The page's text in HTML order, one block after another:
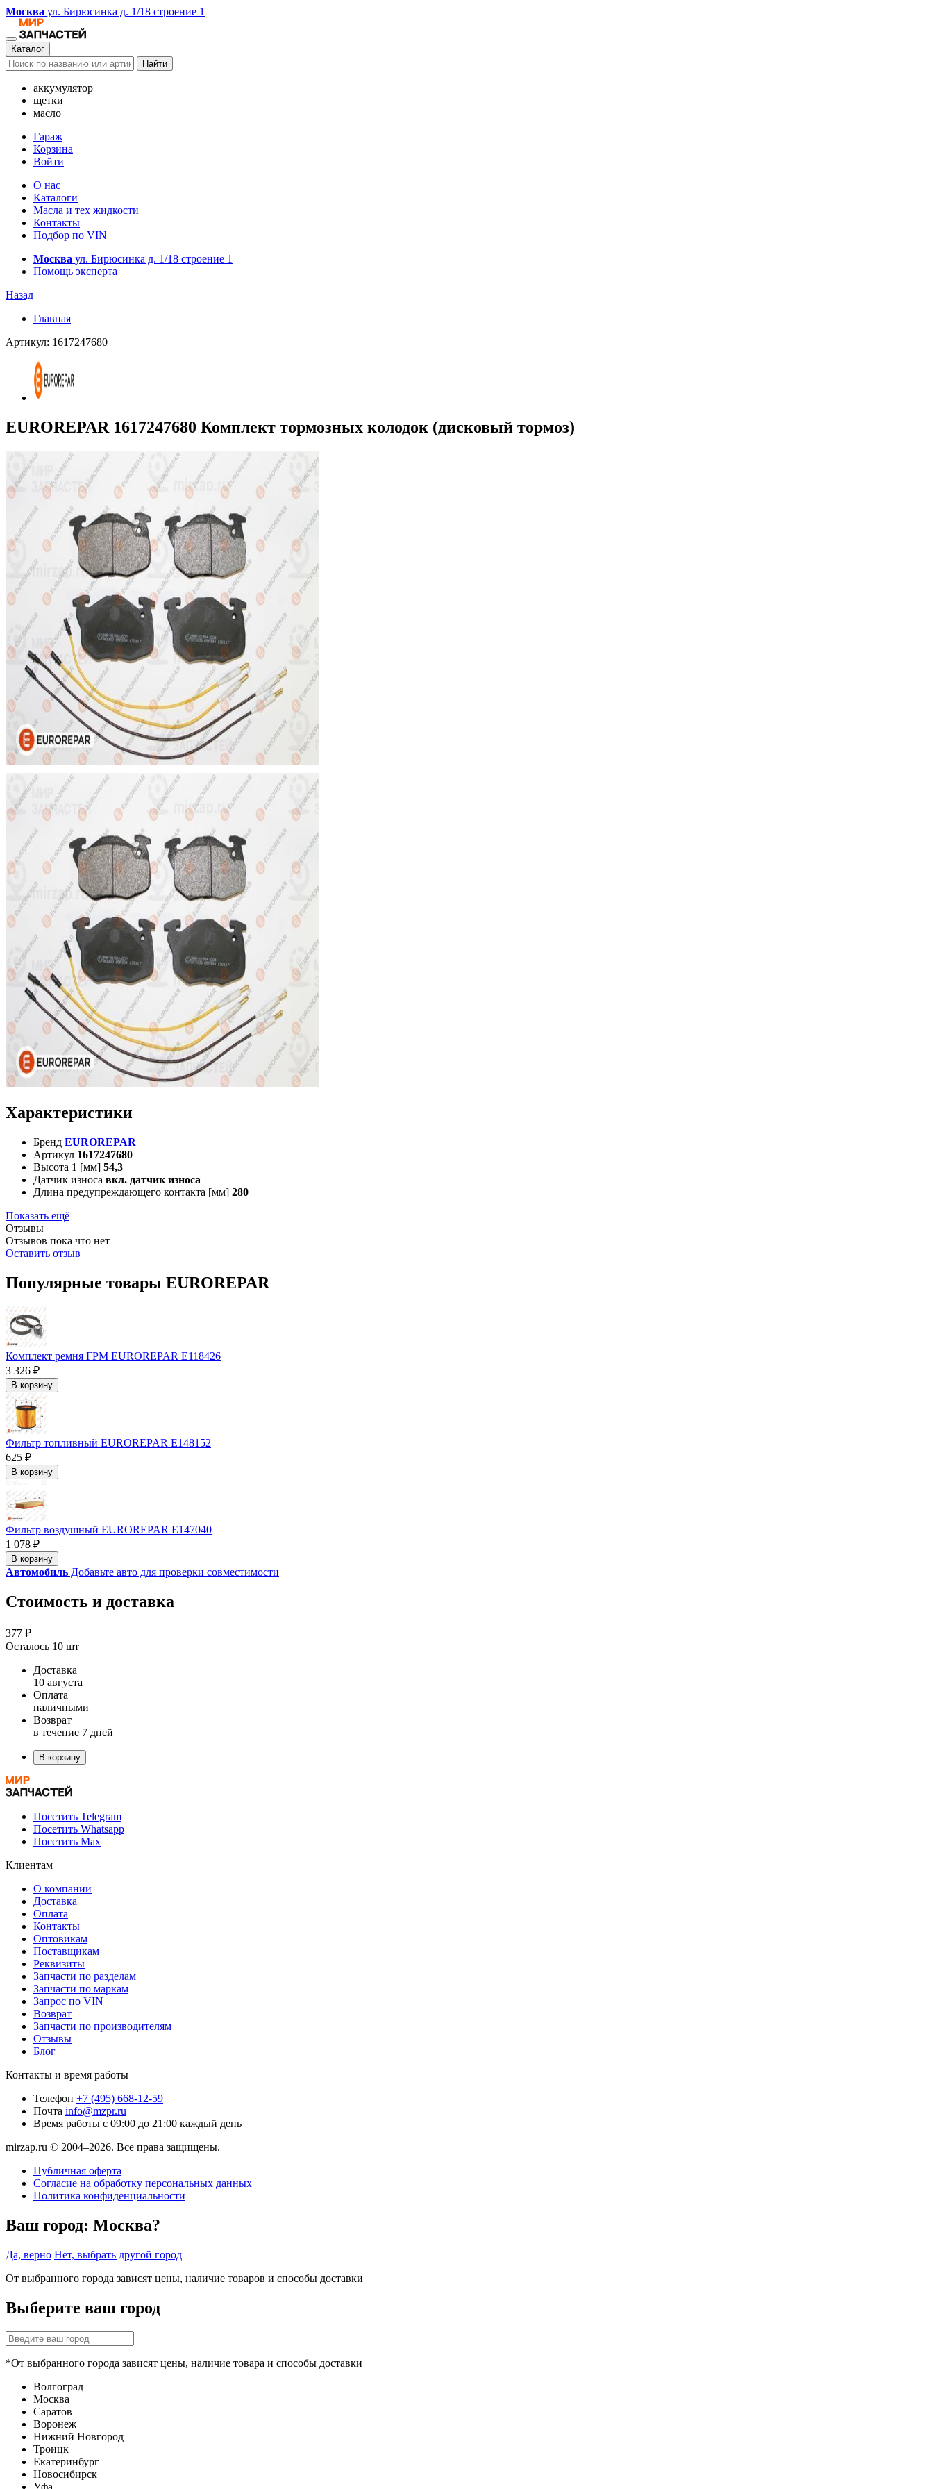
Москва ул. Бирюсинка д. 1/18 строение 1
Каталог
Найти
аккумулятор
щетки
масло
Гараж
Корзина
Войти
О нас
Каталоги
Масла и тех жидкости
Контакты
Подбор по VIN
Москва ул. Бирюсинка д. 1/18 строение 1
Помощь эксперта
Назад
Главная
Артикул: 1617247680
EUROREPAR 1617247680 Комплект тормозных колодок (дисковый тормоз)
Характеристики
Бренд EUROREPAR
Артикул 1617247680
Высота 1 [мм] 54,3
Датчик износа вкл. датчик износа
Длина предупреждающего контакта [мм] 280
Показать ещё
Отзывы
Отзывов пока что нет
Оставить отзыв
Популярные товары EUROREPAR
Комплект ремня ГРМ EUROREPAR E118426
3 326 ₽
В корзину
Фильтр топливный EUROREPAR E148152
625 ₽
В корзину
Фильтр воздушный EUROREPAR E147040
1 078 ₽
В корзину
Автомобиль Добавьте авто для проверки совместимости
Стоимость и доставка
377 ₽
Осталось 10 шт
Доставка
10 августа
Оплата
наличными
Возврат
в течение 7 дней
В корзину
Посетить Telegram
Посетить Whatsapp
Посетить Max
Клиентам
О компании
Доставка
Оплата
Контакты
Оптовикам
Поставщикам
Реквизиты
Запчасти по разделам
Запчасти по маркам
Запрос по VIN
Возврат
Запчасти по производителям
Отзывы
Блог
Контакты и время работы
Телефон +7 (495) 668-12-59
Почта info@mzpr.ru
Время работы с 09:00 до 21:00 каждый день
mirzap.ru © 2004–2026. Все права защищены.
Публичная оферта
Согласие на обработку персональных данных
Политика конфиденциальности
Ваш город: Москва?
Да, верно Нет, выбрать другой город
От выбранного города зависят цены, наличие товаров и способы доставки
Выберите ваш город
*От выбранного города зависят цены, наличие товара и способы доставки
Волгоград
Москва
Саратов
Воронеж
Нижний Новгород
Троицк
Екатеринбург
Новосибирск
Уфа